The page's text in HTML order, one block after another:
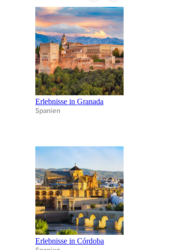
Erlebnisse in Granada
Spanien
Erlebnisse in Córdoba